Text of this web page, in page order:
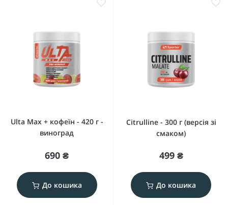
Ulta Max + кофеїн - 420 г -
виноград
690 ₴
До кошика
Citrulline - 300 г (версія зі
смаком)
499 ₴
До кошика